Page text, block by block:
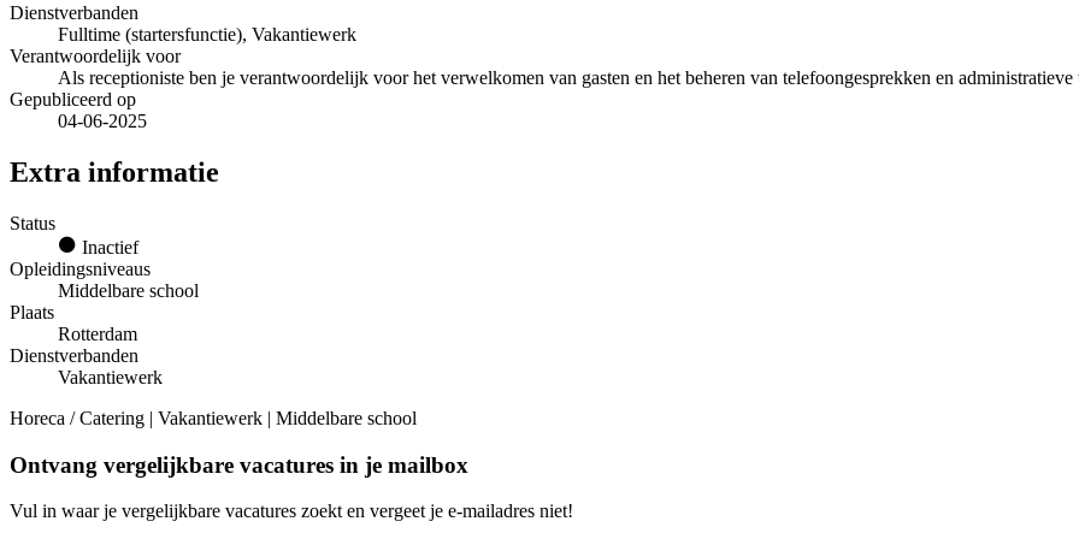
Dienstverbanden
Fulltime (startersfunctie), Vakantiewerk
Verantwoordelijk voor
Als receptioniste ben je verantwoordelijk voor het verwelkomen van gasten en het beheren van telefoongesprekken en administratieve
Gepubliceerd op
04-06-2025
Extra informatie
Status
Inactief
Opleidingsniveaus
Middelbare school
Plaats
Rotterdam
Dienstverbanden
Vakantiewerk
Horeca / Catering | Vakantiewerk | Middelbare school
Ontvang vergelijkbare vacatures in je mailbox
Vul in waar je vergelijkbare vacatures zoekt en vergeet je e-mailadres niet!